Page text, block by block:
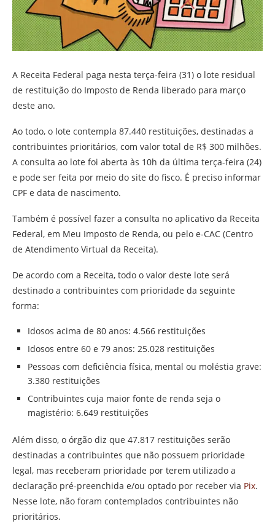
A Receita Federal paga nesta terça-feira (31) o lote residual
de restituição do Imposto de Renda liberado para março
deste ano.
Ao todo, o lote contempla 87.440 restituições, destinadas a
contribuintes prioritários, com valor total de R$ 300 milhões.
A consulta ao lote foi aberta às 10h da última terça-feira (24)
e pode ser feita por meio do site do fisco. É preciso informar
CPF e data de nascimento.
Também é possível fazer a consulta no aplicativo da Receita
Federal, em Meu Imposto de Renda, ou pelo e-CAC (Centro
de Atendimento Virtual da Receita).
De acordo com a Receita, todo o valor deste lote será
destinado a contribuintes com prioridade da seguinte
forma:
Idosos acima de 80 anos: 4.566 restituições
Idosos entre 60 e 79 anos: 25.028 restituições
Pessoas com deficiência física, mental ou moléstia grave:
3.380 restituições
Contribuintes cuja maior fonte de renda seja o
magistério: 6.649 restituições
Além disso, o órgão diz que 47.817 restituições serão
destinadas a contribuintes que não possuem prioridade
legal, mas receberam prioridade por terem utilizado a
declaração pré-preenchida e/ou optado por receber via Pix.
Nesse lote, não foram contemplados contribuintes não
prioritários.